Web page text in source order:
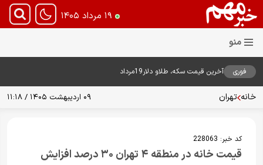
۱۹ مرداد ۱۴۰۵
فوری
آخرین قیمت سکه، طلاو دلار19مرداد
خانه تهران ۰۹ اردیبهشت ۱۴۰۵ / ۱۱:۱۸
کد خبر: 228063
قیمت خانه در منطقه ۴ تهران ۳۰ درصد افزایش